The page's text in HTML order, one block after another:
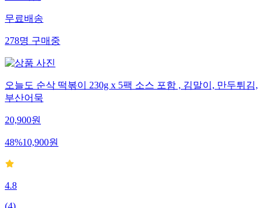
무료배송
278명 구매중
오늘도 순삭 떡볶이 230g x 5팩 소스 포함 , 김말이, 만두튀김,
부산어묵
20,900원
48%10,900원
4.8
(4)